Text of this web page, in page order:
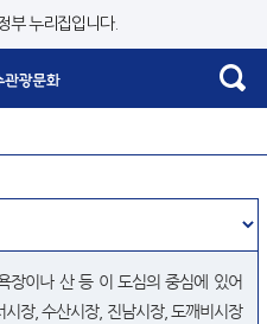
부 누리집입니다.
장이나 산 등 이 도심의 중심에 있어
장, 수산시장, 진남시장, 도깨비시장